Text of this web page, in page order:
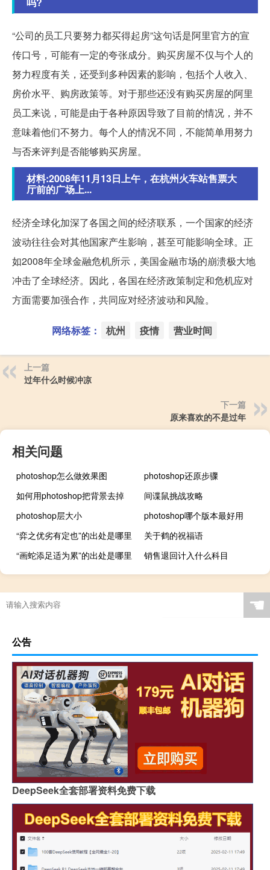
“公司的员工只要努力都买得起房”这句话是阿里官方的宣
传口号，可能有一定的夸张成分。购买房屋不仅与个人的
努力程度有关，还受到多种因素的影响，包括个人收入、
房价水平、购房政策等。对于那些还没有购买房屋的阿里
员工来说，可能是由于各种原因导致了目前的情况，并不
意味着他们不努力。每个人的情况不同，不能简单用努力
与否来评判是否能够购买房屋。
材料:2008年11月13日上午，在杭州火车站售票大
厅前的广场上...
经济全球化加深了各国之间的经济联系，一个国家的经济
波动往往会对其他国家产生影响，甚至可能影响全球。正
如2008年全球金融危机所示，美国金融市场的崩溃极大地
冲击了全球经济。因此，各国在经济政策制定和危机应对
方面需要加强合作，共同应对经济波动和风险。
网络标签： 杭州 疫情 营业时间
上一篇
过年什么时候冲凉
下一篇
原来喜欢的不是过年
相关问题
photoshop怎么做效果图
photoshop还原步骤
如何用photoshop把背景去掉
间谍鼠挑战攻略
photoshop层大小
photoshop哪个版本最好用
“弈之优劣有定也”的出处是哪里
关于鹤的祝福语
“画蛇添足适为累”的出处是哪里
销售退回计入什么科目
☚
公告
DeepSeek全套部署资料免费下载